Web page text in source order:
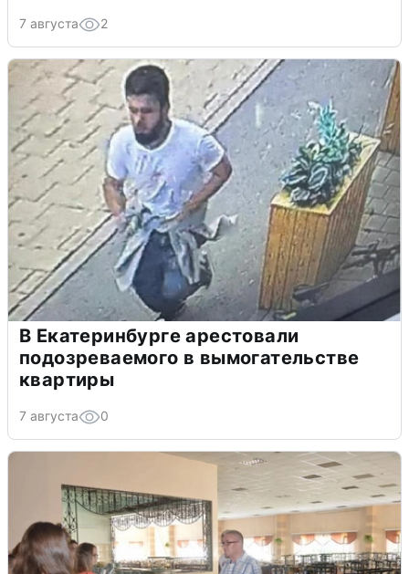
7 августа 2
В Екатеринбурге арестовали
подозреваемого в вымогательстве
квартиры
7 августа 0